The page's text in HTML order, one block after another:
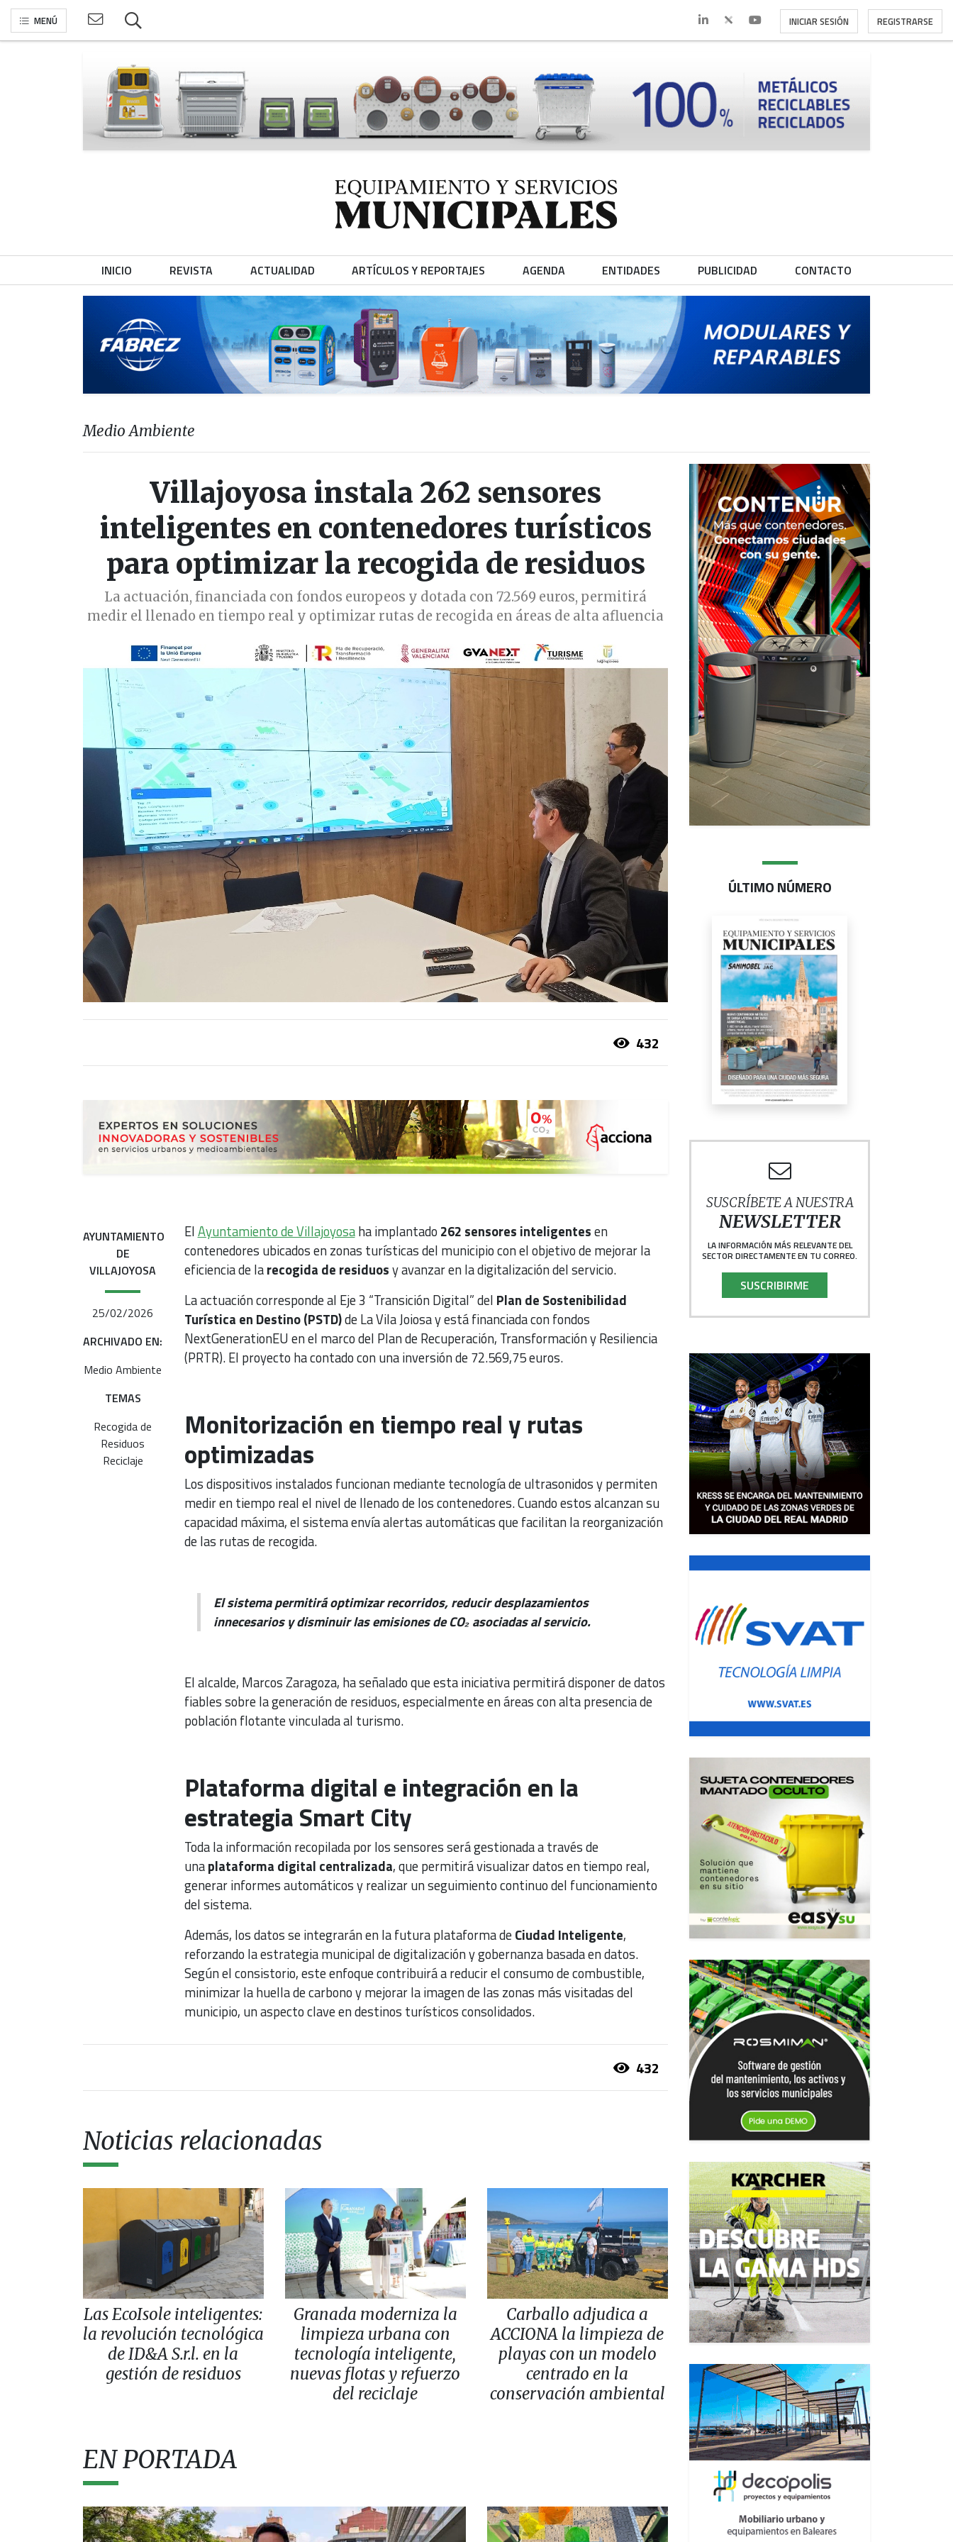
MENÚ INICIAR SESIÓN REGISTRARSE
INICIO REVISTA ACTUALIDAD ARTÍCULOS Y REPORTAJES AGENDA ENTIDADES PUBLICIDAD CONTACTO
Medio Ambiente
Villajoyosa instala 262 sensores
inteligentes en contenedores turísticos
para optimizar la recogida de residuos
La actuación, financiada con fondos europeos y dotada con 72.569 euros, permitirá
medir el llenado en tiempo real y optimizar rutas de recogida en áreas de alta afluencia
432
AYUNTAMIENTO
DE
VILLAJOYOSA
25/02/2026
ARCHIVADO EN:
Medio Ambiente
TEMAS
Recogida de
Residuos
Reciclaje
ElAyuntamiento de Villajoyosaha implantado 262 sensores inteligentesen
contenedores ubicados en zonas turísticas del municipio con el objetivo de mejorar la
eficiencia de larecogida de residuosy avanzar en la digitalización del servicio.
La actuación corresponde al Eje 3 “Transición Digital” del Plan de Sostenibilidad
Turística en Destino (PSTD)de La Vila Joiosa y está financiada con fondos
NextGenerationEU en el marco del Plan de Recuperación, Transformación y Resiliencia
(PRTR). El proyecto ha contado con una inversión de 72.569,75 euros.
Monitorización en tiempo real y rutas
optimizadas
Los dispositivos instalados funcionan mediante tecnología de ultrasonidos y permiten
medir en tiempo real el nivel de llenado de los contenedores. Cuando estos alcanzan su
capacidad máxima, el sistema envía alertas automáticas que facilitan la reorganización
de las rutas de recogida.
El sistema permitirá optimizar recorridos, reducir desplazamientos
innecesarios y disminuir las emisiones de CO₂ asociadas al servicio.
El alcalde, Marcos Zaragoza, ha señalado que esta iniciativa permitirá disponer de datos
fiables sobre la generación de residuos, especialmente en áreas con alta presencia de
población flotante vinculada al turismo.
Plataforma digital e integración en la
estrategia Smart City
Toda la información recopilada por los sensores será gestionada a través de
unaplataforma digital centralizada, que permitirá visualizar datos en tiempo real,
generar informes automáticos y realizar un seguimiento continuo del funcionamiento
del sistema.
Además, los datos se integrarán en la futura plataforma deCiudad Inteligente,
reforzando la estrategia municipal de digitalización y gobernanza basada en datos.
Según el consistorio, este enfoque contribuirá a reducir el consumo de combustible,
minimizar la huella de carbono y mejorar la imagen de las zonas más visitadas del
municipio, un aspecto clave en destinos turísticos consolidados.
432
Noticias relacionadas
Las EcoIsole inteligentes:
la revolución tecnológica
de ID&A S.r.l. en la
gestión de residuos
Granada moderniza la
limpieza urbana con
tecnología inteligente,
nuevas flotas y refuerzo
del reciclaje
Carballo adjudica a
ACCIONA la limpieza de
playas con un modelo
centrado en la
conservación ambiental
EN PORTADA
ÚLTIMO NÚMERO
SUSCRÍBETE A NUESTRA
NEWSLETTER
LA INFORMACIÓN MÁS RELEVANTE DEL
SECTOR DIRECTAMENTE EN TU CORREO.
SUSCRIBIRME